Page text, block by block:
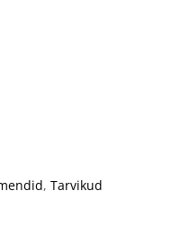
, Tarvikud